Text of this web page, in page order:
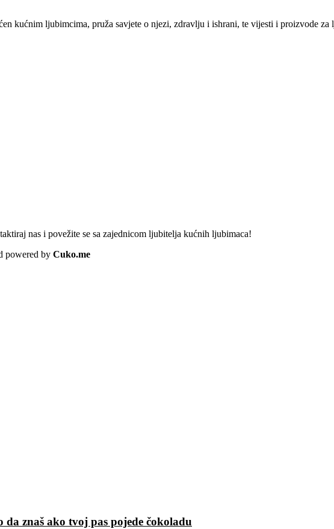
kućnim ljubimcima, pruža savjete o njezi, zdravlju i ishrani, te vijesti i proizvode za
nas i povežite se sa zajednicom ljubitelja kućnih ljubimaca!
powered by Cuko.me
da znaš ako tvoj pas pojede čokoladu